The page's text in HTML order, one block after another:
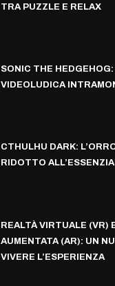
TRA PUZZLE E RELAX
SONIC THE HEDGEHOG:
VIDEOLUDICA
CTHULHU DARK:
RIDOTTO
REALTÀ VIRTUALE (VR)
AUMENTATA (AR): UN
VIVERE L’ESPERIENZA